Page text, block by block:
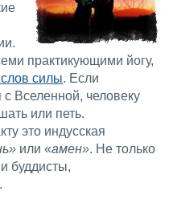
практикующими йогу,
силы. Если
с Вселенной, человеку
или петь.
это индусская
или «амен». Не только
буддисты,